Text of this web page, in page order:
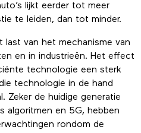
lijkt eerder tot meer
te leiden, dan tot minder.
last van het mechanisme van
en in industrieën. Het effect
technologie een sterk
technologie in de hand
Zeker de huidige generatie
algoritmen en 5G, hebben
rondom de